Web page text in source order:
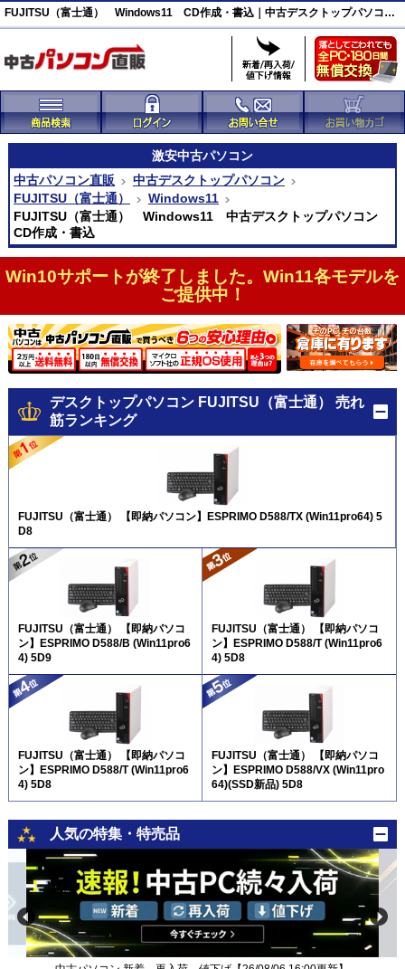
FUJITSU（富士通） Windows11 CD作成・書込｜中古デスクトップパソコン｜中古パソコン直販
激安中古パソコン
中古パソコン直販
中古デスクトップパソコン
FUJITSU（富士通）
Windows11
FUJITSU（富士通） Windows11 中古デスクトップパソコン
CD作成・書込
Win10サポートが終了しました。Win11各モデルを
ご提供中！
デスクトップパソコン FUJITSU（富士通） 売れ
筋ランキング
FUJITSU（富士通） 【即納パソコン】ESPRIMO D588/TX (Win11pro64) 5
D8
FUJITSU（富士通） 【即納パソコ
ン】ESPRIMO D588/B (Win11pro6
4) 5D9
FUJITSU（富士通） 【即納パソコ
ン】ESPRIMO D588/T (Win11pro6
4) 5D8
FUJITSU（富士通） 【即納パソコ
ン】ESPRIMO D588/T (Win11pro6
4) 5D8
FUJITSU（富士通） 【即納パソコ
ン】ESPRIMO D588/VX (Win11pro
64)(SSD新品) 5D8
人気の特集・特売品